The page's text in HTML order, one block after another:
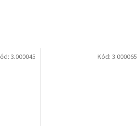
3.000045 Kód:3.000065